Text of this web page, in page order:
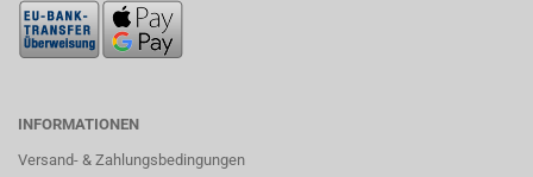
INFORMATIONEN
Versand- & Zahlungsbedingungen​